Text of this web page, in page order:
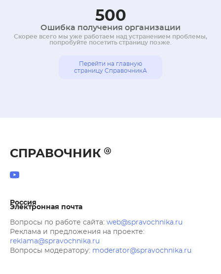
500
Ошибка получения организации
Скорее всего мы уже работаем над устранением проблемы,
попробуйте посетить страницу позже.
Перейти на главную
страницу СправочникА
СПРАВОЧНИК
Россия
Электронная почта
Вопросы по работе сайта: web@spravochnika.ru
Реклама и предложения на проекте:
reklama@spravochnika.ru
Вопросы модератору: moderator@spravochnika.ru